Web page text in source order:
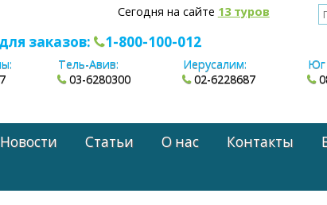
Сегодня на сайте 13 туров
заказов: 1-800-100-012
Тель-Авив:
03-6280300
Иерусалим:
02-6228687
Юг
Новости Статьи О нас Контакты